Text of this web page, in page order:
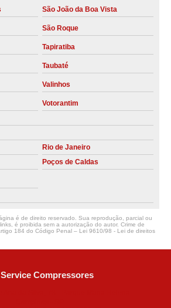
São João da Boa Vista
São Roque
Tapiratiba
Taubaté
Valinhos
Votorantim
Rio de Janeiro
Poços de Caldas
é de direito reservado. Sua reprodução, parcial ou
é proibida sem a autorização do autor. Crime de
184 do Código Penal – Lei 9610/98 - Lei de direitos
Compressores